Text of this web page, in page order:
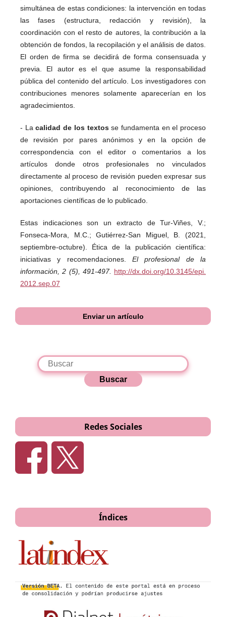
simultánea de estas condiciones: la intervención en todas
las fases (estructura, redacción y revisión), la
coordinación con el resto de autores, la contribución a la
obtención de fondos, la recopilación y el análisis de datos.
El orden de firma se decidirá de forma consensuada y
previa. El autor es el que asume la responsabilidad
pública del contenido del artículo. Los investigadores con
contribuciones menores solamente aparecerían en los
agradecimientos.
- Lacalidad de los textosse fundamenta en el proceso
de revisión por pares anónimos y en la opción de
correspondencia con el editor o comentarios a los
artículos donde otros profesionales no vinculados
directamente al proceso de revisión pueden expresar sus
opiniones, contribuyendo al reconocimiento de las
aportaciones científicas de lo publicado.
Estas indicaciones son un extracto de Tur-Viñes, V.;
Fonseca-Mora, M.C.; Gutiérrez-San Miguel, B. (2021,
septiembre-octubre). Ética de la publicación científica:
iniciativas y recomendaciones. El profesional de la
información, 2 (5), 491-497. http://dx.doi.org/10.3145/epi.
2012.sep.07
Enviar un artículo
Buscar
Redes Sociales
Índices